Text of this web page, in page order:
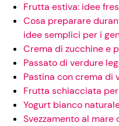
Frutta estiva: idee
Cosa preparare
idee semplici per i
Crema di zucchine e
Passato di verdure
Pastina con crema di
Frutta schiacciata
Yogurt bianco
Svezzamento al mare